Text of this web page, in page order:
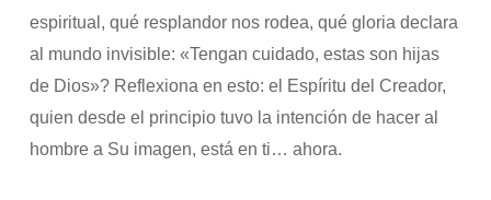
espiritual, qué resplandor nos rodea, qué gloria declara
al mundo invisible: «Tengan cuidado, estas son hijas
de Dios»? Reflexiona en esto: el Espíritu del Creador,
quien desde el principio tuvo la intención de hacer al
hombre a Su imagen, está en ti… ahora.